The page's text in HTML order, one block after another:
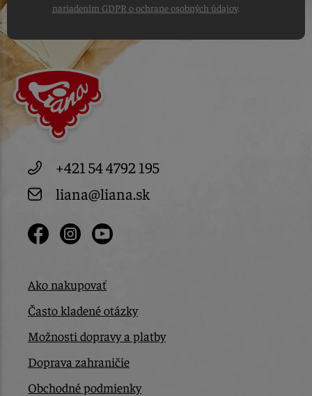
nariadením GDPR o ochrane osobných údajov.
+421 54 4792 195
liana@liana.sk
Ako nakupovať
Často kladené otázky
Možnosti dopravy a platby
Doprava zahraničie
Obchodné podmienky